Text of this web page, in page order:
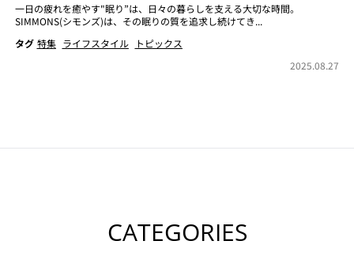
一日の疲れを癒やす"眠り”は、日々の暮らしを支える大切な時間。
SIMMONS(シモンズ)は、その眠りの質を追求し続けてき...
タグ 特集 ライフスタイル
トピックス
2025.08.27
CATEGORIES